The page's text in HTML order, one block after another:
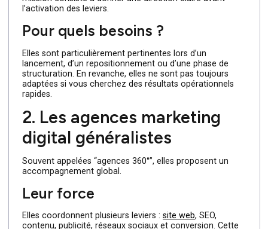
Leur rôle
valeur, les cibles et la feuille de route globale. Leur
mission consiste à donner une direction claire avant
l’activation des leviers.
Pour quels besoins ?
Elles sont particulièrement pertinentes lors d’un
lancement, d’un repositionnement ou d’une phase de
structuration. En revanche, elles ne sont pas toujours
adaptées si vous cherchez des résultats opérationnels
rapides.
2. Les agences marketing
digital généralistes